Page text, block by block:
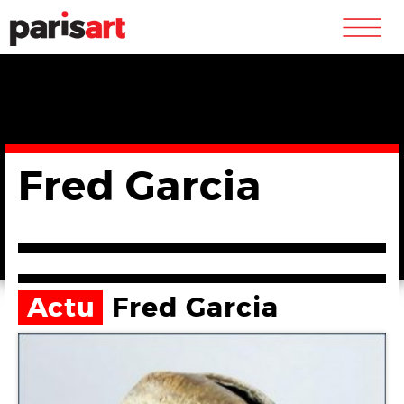
m
Fred Garcia
Actu Fred Garcia